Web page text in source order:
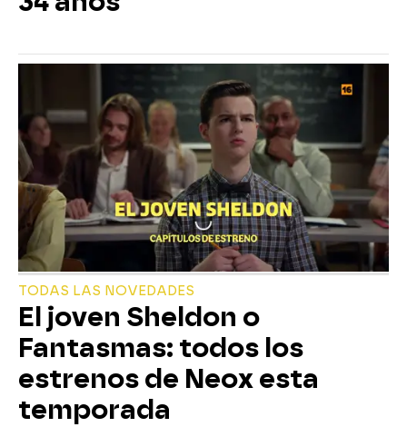
TODAS LAS NOVEDADES
El joven Sheldon o
Fantasmas: todos los
estrenos de Neox esta
temporada